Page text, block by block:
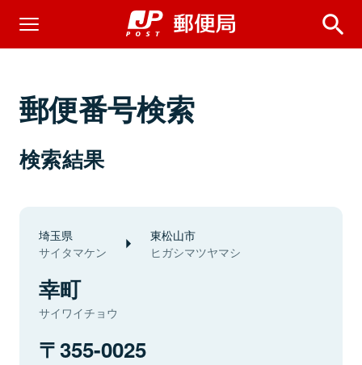
郵便番号検索
検索結果
埼玉県
サイタマケン
東松山市
ヒガシマツヤマシ
幸町
サイワイチョウ
355-0025